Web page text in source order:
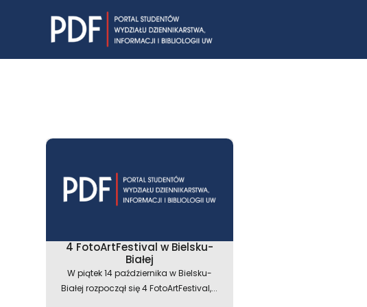
4 FotoArtFestival w Bielsku-
Białej
W piątek 14 października w Bielsku-
Białej rozpoczął się 4 FotoArtFestival,...